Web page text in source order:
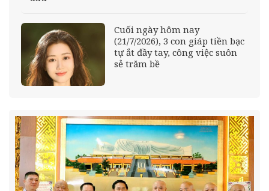
Cuối ngày hôm nay
(21/7/2026), 3 con giáp tiền bạc
tự ắt đầy tay, công việc suôn
sẻ trăm bề